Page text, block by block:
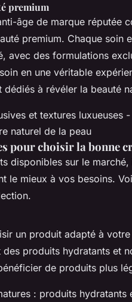
premium
âge de marque réputée
premium. Chaque soin
avec des formulations
en une véritable
à révéler la beauté
et textures luxueuses
naturel de la peau
pour choisir la bonne
disponibles sur le
le mieux à vos besoins.
un produit adapté à
des produits hydratants et
de produits plus
: produits